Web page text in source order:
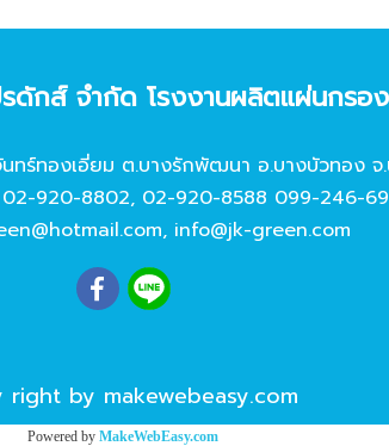
ดักส์ จํากัด โรงงานผลิตแผ่นกรอ
ร์ทองเอี่ยม ต.บางรักพัฒนา อ.บางบัวทอง จ.
02-920-8802, 02-920-8588 099-246-
, info@jk-green.com
right by makewebeasy.com
Powered by MakeWebEasy.com